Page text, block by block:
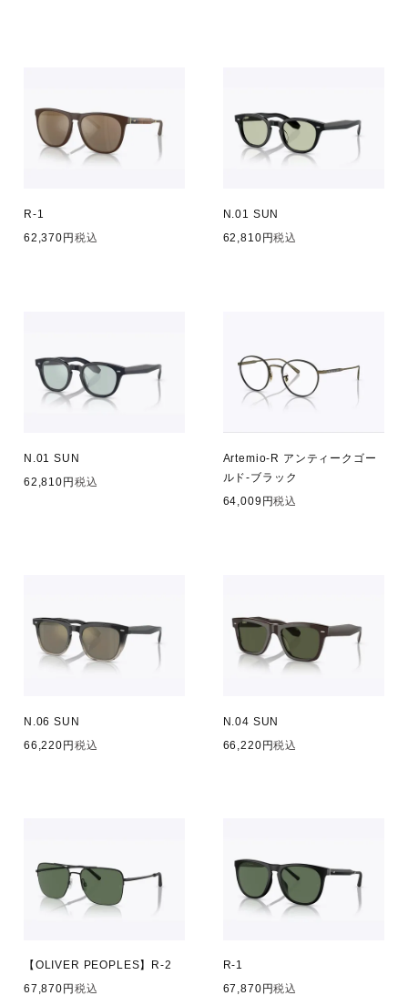
R-1
62,370
税込
N.01 SUN
62,810
税込
N.01 SUN
62,810
税込
Artemio-R アンティークゴー
ルド-ブラック
64,009
税込
N.06 SUN
66,220
税込
N.04 SUN
66,220
税込
【OLIVER PEOPLES】R-2
67,870
税込
R-1
67,870
税込